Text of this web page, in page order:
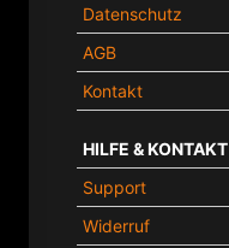
Datenschutz
AGB
Kontakt
HILFE & KONTAKT
Support
Widerruf